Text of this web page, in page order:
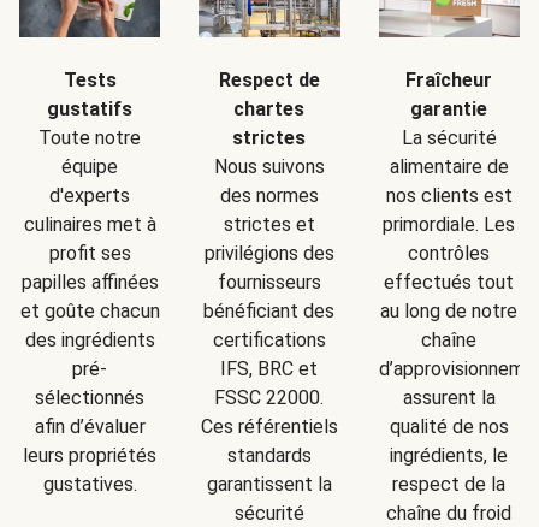
Tests
gustatifs
Toute notre
équipe
d'experts
culinaires met à
profit ses
papilles affinées
et goûte chacun
des ingrédients
pré-
sélectionnés
afin d’évaluer
leurs propriétés
gustatives.
Respect de
chartes
strictes
Nous suivons
des normes
strictes et
privilégions des
fournisseurs
bénéficiant des
certifications
IFS, BRC et
FSSC 22000.
Ces référentiels
standards
garantissent la
sécurité
Fraîcheur
garantie
La sécurité
alimentaire de
nos clients est
primordiale. Les
contrôles
effectués tout
au long de notre
chaîne
assurent la
qualité de nos
ingrédients, le
respect de la
chaîne du froid